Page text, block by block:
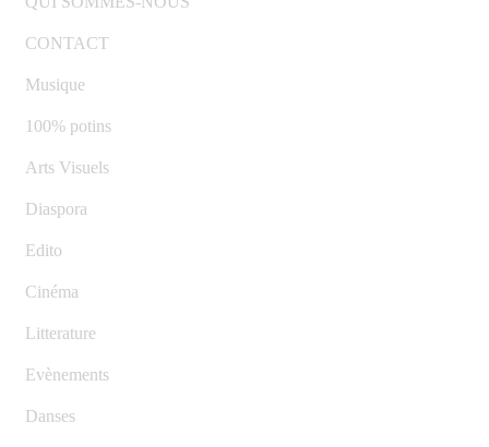
CONTACT
Musique
100% potins
Arts Visuels
Diaspora
Edito
Cinéma
Litterature
Evènements
Danses